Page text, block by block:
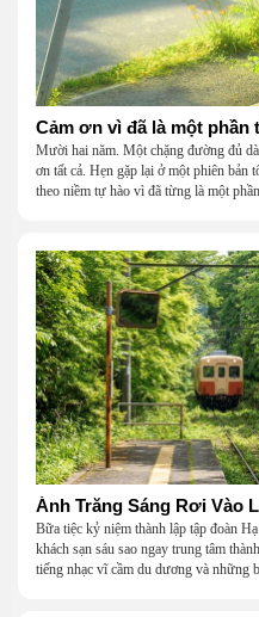
Cảm ơn vì đã là một phần
Mười hai năm. Một chặng đường đủ
ơn tất cả. Hẹn gặp lại ở một phiên bản
theo niềm tự hào vì đã từng là một
Ánh Trăng Sáng Rơi Vào
Bữa tiệc kỷ niệm thành lập tập đoàn
khách sạn sáu sao ngay trung tâm
tiếng nhạc vĩ cầm du dương và những